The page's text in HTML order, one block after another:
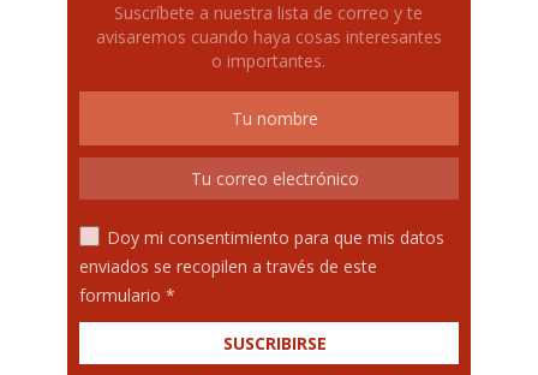
Suscríbete a nuestra lista de correo y te
avisaremos cuando haya cosas interesantes
o importantes.
Doy mi consentimiento para que mis datos
enviados se recopilen a través de este
formulario *